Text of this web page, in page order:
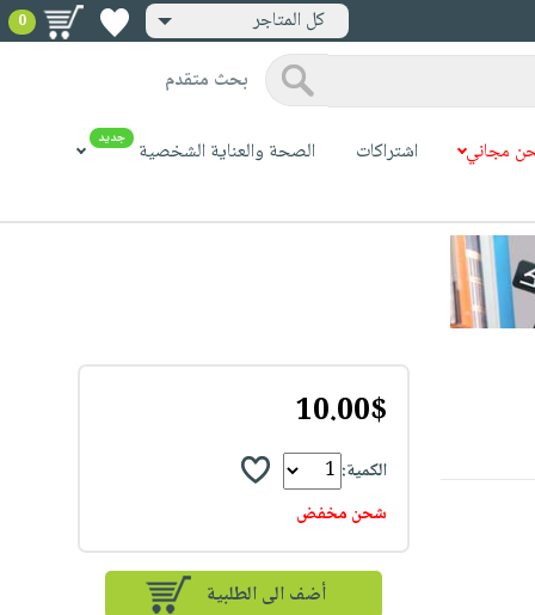
كل المتاجر 0
بحث متقدم
مجاني اشتراكات الصحة والعناية الشخصية جديد
10.00$
الكمية:
شحن مخفض
أضف الى الطلبية